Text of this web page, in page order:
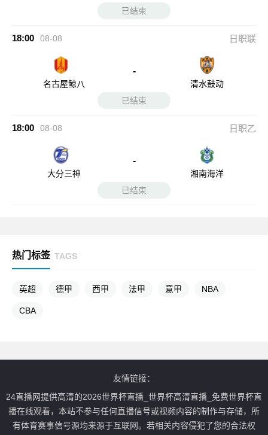
已结束
18:00 08-08 日职联
名古屋鲸八
-
清水鼓动
已结束
18:00 08-08 日职乙
大分三神
-
湘南海洋
已结束
热门标签 TAGS
英超 德甲 西甲 法甲 意甲 NBA
CBA
友情链接：
24直播网提供高清的2026世界杯直播_世界杯高清直播_免费世界杯直
播在线观看，本站不参与任何直播信号或视频内容的制作与存储，所
有体育赛事信号源均来源于互联网。若相关内容侵犯了您的合法权